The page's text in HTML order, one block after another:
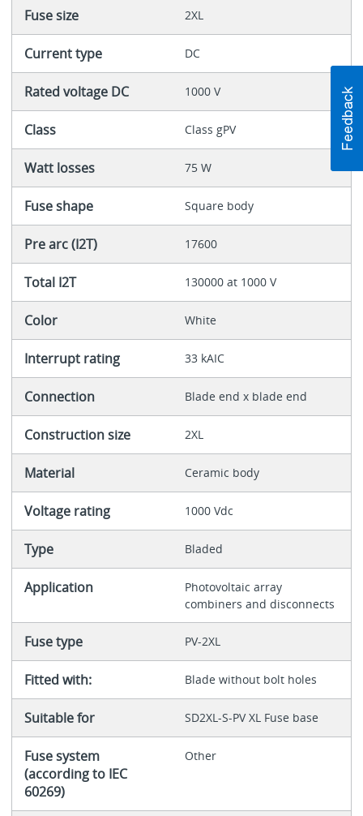
Fuse size 2XL
Current type DC
Rated voltage DC 1000 V
Class Class gPV
Watt losses 75 W
Fuse shape Square body
Pre arc (I2T) 17600
Total I2T 130000 at 1000 V
Color White
Interrupt rating 33 kAIC
Connection Blade end x blade end
Construction size 2XL
Material Ceramic body
Voltage rating 1000 Vdc
Type Bladed
Application
Photovoltaic array
combiners and disconnects
Fuse type PV-2XL
Fitted with: Blade without bolt holes
Suitable for SD2XL-S-PV XL Fuse base
Fuse system
(according to IEC
60269)
Other